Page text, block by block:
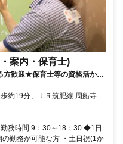
案内・保育士)
方歓迎★保育士等の資格活かせ
約19分、ＪＲ筑肥線 周船寺徒
務時間 9：30～18：30 ◆1日
勤務が可能な方 ・土日祝(1か